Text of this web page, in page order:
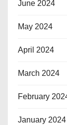
June 2024
May 2024
April 2024
March 2024
February
January 2024